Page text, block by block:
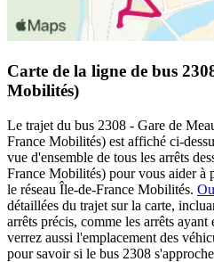
Carte de la ligne de bus
Mobilités)
Le trajet du bus 2308 - Gare de
France Mobilités) est affiché ci-
vue d'ensemble de tous les arrêts
France Mobilités) pour vous aider à
le réseau Île-de-France Mobilités.
détaillées du trajet sur la carte,
arrêts précis, comme les arrêts
verrez aussi l'emplacement des
pour savoir si le bus 2308